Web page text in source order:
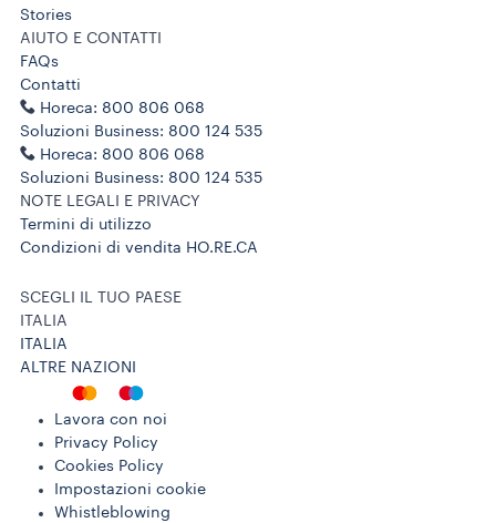
Stories
AIUTO E CONTATTI
FAQs
Contatti
Horeca: 800 806 068
Soluzioni Business: 800 124 535
Horeca: 800 806 068
Soluzioni Business: 800 124 535
NOTE LEGALI E PRIVACY
Termini di utilizzo
Condizioni di vendita HO.RE.CA
SCEGLI IL TUO PAESE
ITALIA
ITALIA
ALTRE NAZIONI
Lavora con noi
Privacy Policy
Cookies Policy
Impostazioni cookie
Whistleblowing